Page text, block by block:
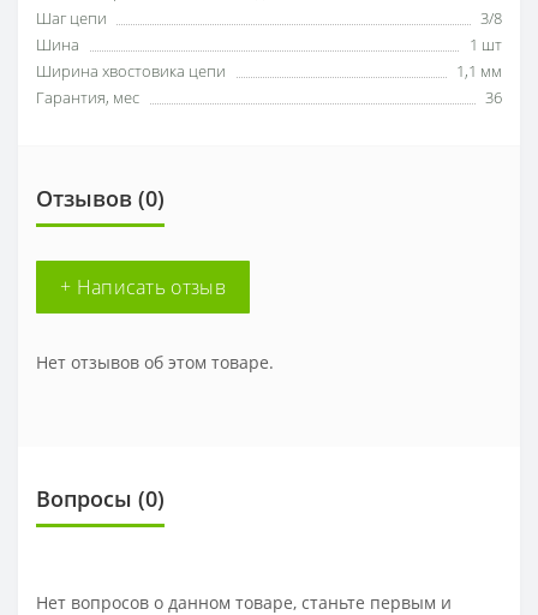
Шаг цепи
3/8
Шина
1 шт
Ширина хвостовика цепи
1,1 мм
Гарантия, мес
36
Отзывов (0)
+ Написать отзыв
Нет отзывов об этом товаре.
Вопросы (0)
Нет вопросов о данном товаре, станьте первым и